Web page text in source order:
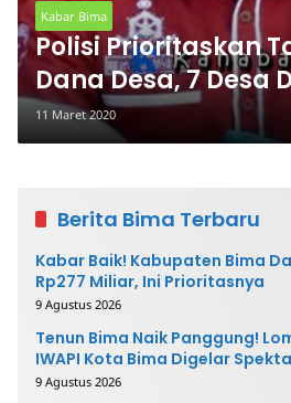
Kabar Bima
Polisi Prioritaskan
Dana Desa, 7 Desa
Warga Didalami
11 Maret 2020
Berita Bima Terbaru
Kabar Baik! Kabupaten Bima
Rp277 Miliar, Ini Prioritasnya
9 Agustus 2026
Tenun Bima Naik Panggung!
IWAPI Kota Bima Digelar
9 Agustus 2026